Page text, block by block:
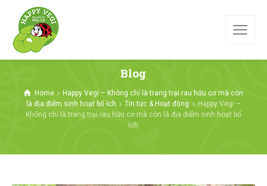
Blog
Home
Happy Vegi – Không chỉ là trang trại rau hữu cơ mà còn
là địa điểm sinh hoạt bổ ích
Tin tức & Hoạt động
Happy Vegi –
Không chỉ là trang trại rau hữu cơ mà còn là địa điểm sinh hoạt bổ
ích